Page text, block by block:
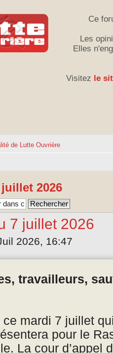
Ce
Les
Elles
Visitez le
de Lutte Ouvrière
2026
7 juillet 2026
2026, 16:47
travailleurs,
ce mardi 7 juillet
pour le
La cour d’appel